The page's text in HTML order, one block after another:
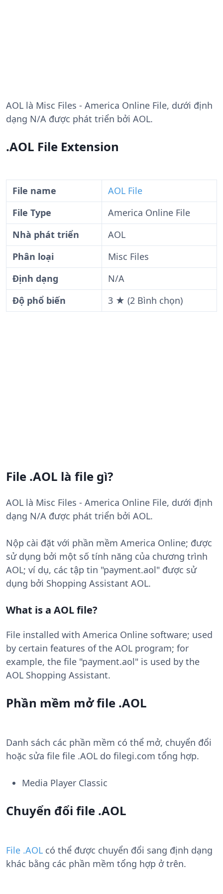
AOL là Misc Files - America Online File, dưới định
dạng N/A được phát triển bởi AOL.
.AOL File Extension
File name
AOL File
File Type
America Online File
Nhà phát triển
AOL
Phân loại
Misc Files
Định dạng
N/A
Độ phổ biến
3 ★ (2 Bình chọn)
File .AOL là file gì?
AOL là Misc Files - America Online File, dưới định
dạng N/A được phát triển bởi AOL.
Nộp cài đặt với phần mềm America Online; được
sử dụng bởi một số tính năng của chương trình
AOL; ví dụ, các tập tin "payment.aol" được sử
dụng bởi Shopping Assistant AOL.
What is a AOL file?
File installed with America Online software; used
by certain features of the AOL program; for
example, the file "payment.aol" is used by the
AOL Shopping Assistant.
Phần mềm mở file .AOL
Danh sách các phần mềm có thể mở, chuyển đổi
hoặc sửa file file .AOL do filegi.com tổng hợp.
Media Player Classic
Chuyển đổi file .AOL
File .AOL có thể được chuyển đổi sang định dạng
khác bằng các phần mềm tổng hợp ở trên.